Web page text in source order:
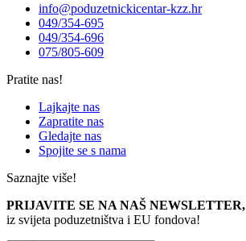
info@poduzetnickicentar-kzz.hr
049/354-695
049/354-696
075/805-609
Pratite nas!
Lajkajte nas
Zapratite nas
Gledajte nas
Spojite se s nama
Saznajte više!
PRIJAVITE SE NA NAŠ NEWSLETTER,
iz svijeta poduzetništva i EU fondova!